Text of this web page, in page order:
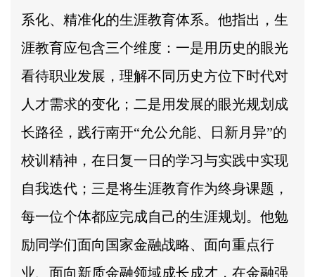
系化、精准化的生涯教育体系。他指出，生
涯教育应包含三个维度：一是用历史的眼光
看待职业发展，理解不同历史方位下时代对
人才需求的变化；二是用发展的眼光规划成
长路径，践行南开“允公允能、日新月异”的
校训精神，在日复一日的学习与实践中实现
自我迭代；三是将生涯教育作为终身课题，
每一位个体都应完成自己的生涯规划。他勉
励同学们面向国家金融战略、面向重点行
业、面向新质金融领域成长成才，在金融强